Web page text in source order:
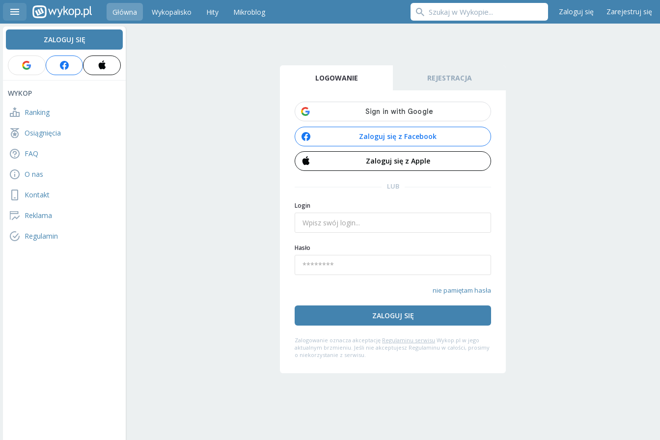
Główna Wykopalisko Hity Mikroblog Zaloguj się Zarejestruj się
ZALOGUJ SIĘ
WYKOP
Ranking
Osiągnięcia
FAQ
O nas
Kontakt
Reklama
Regulamin
LOGOWANIE REJESTRACJA
Zaloguj się z Facebook
Zaloguj się z Apple
LUB
Login
Hasło
nie pamiętam hasła
ZALOGUJ SIĘ
Zalogowanie oznacza akceptację Regulaminu serwisu Wykop.pl w jego
aktualnym brzmieniu. Jeśli nie akceptujesz Regulaminu w całości, prosimy
o niekorzystanie z serwisu.